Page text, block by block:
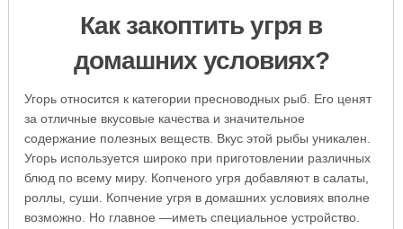
Как закоптить угря в
домашних условиях?
Угорь относится к категории пресноводных рыб. Его ценят
за отличные вкусовые качества и значительное
содержание полезных веществ. Вкус этой рыбы уникален.
Угорь используется широко при приготовлении различных
блюд по всему миру. Копченого угря добавляют в салаты,
роллы, суши. Копчение угря в домашних условиях вполне
возможно. Но главное —иметь специальное устройство.